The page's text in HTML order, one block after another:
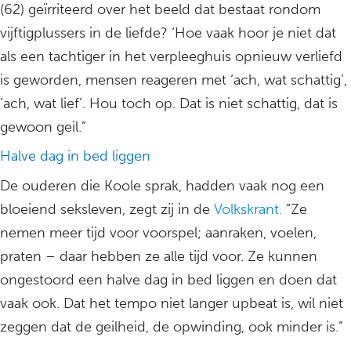
(62) geïrriteerd over het beeld dat bestaat rondom
vijftigplussers in de liefde? ‘Hoe vaak hoor je niet dat
als een tachtiger in het verpleeghuis opnieuw verliefd
is geworden, mensen reageren met ‘ach, wat schattig’,
‘ach, wat lief’. Hou toch op. Dat is niet schattig, dat is
gewoon geil.”
Halve dag in bed liggen
De ouderen die Koole sprak, hadden vaak nog een
bloeiend seksleven, zegt zij in de Volkskrant. “Ze
nemen meer tijd voor voorspel; aanraken, voelen,
praten – daar hebben ze alle tijd voor. Ze kunnen
ongestoord een halve dag in bed liggen en doen dat
vaak ook. Dat het tempo niet langer upbeat is, wil niet
zeggen dat de geilheid, de opwinding, ook minder is.”